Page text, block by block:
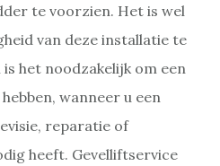
te voorzien. Het is wel
van deze installatie te
het noodzakelijk om een
wanneer u een
reparatie of
heeft. Gevelliftservice